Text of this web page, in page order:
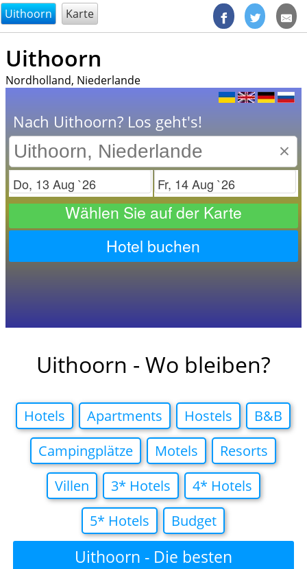
@endsectiom
Uithoorn Karte
Uithoorn
Nordholland, Niederlande
Nach Uithoorn? Los geht's!
×
Check in Check out
Wählen Sie auf der Karte
Hotel buchen
Uithoorn - Wo bleiben?
Hotels Apartments Hostels
B&B
Campingplätze
Motels
Resorts
Villen
3* Hotels
4* Hotels
5* Hotels
Budget
Uithoorn - Die besten